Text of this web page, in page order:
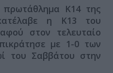
Κ14 της
η Κ13 του
στον τελευταίο
με 1-0 των
του Σαββάτου στην